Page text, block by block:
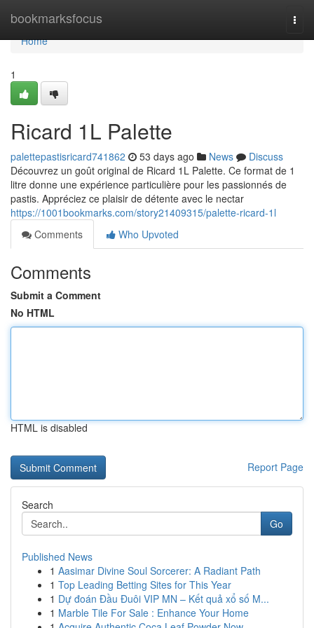
bookmarksfocus
Home
Home
1
Ricard 1L Palette
palettepastisricard741862 53 days ago News
Discuss
Découvrez un goût original de Ricard 1L Palette. Ce format de 1
litre donne une expérience particulière pour les passionnés de
pastis. Appréciez ce plaisir de détente avec le nectar
https://1001bookmarks.com/story21409315/palette-ricard-1l
Comments
Who Upvoted
Comments
Submit a Comment
No HTML
HTML is disabled
Report Page
Search
Go
Published News
1 Aasimar Divine Soul Sorcerer: A Radiant Path
1 Top Leading Betting Sites for This Year
1 Dự đoán Đầu Đuôi VIP MN – Kết quả xổ số M...
1 Marble Tile For Sale : Enhance Your Home